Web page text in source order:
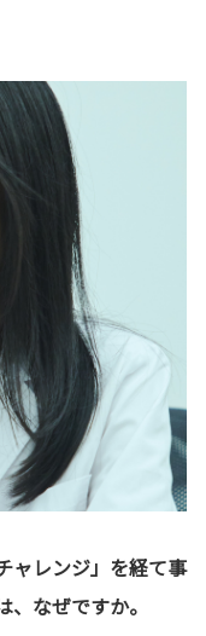
ャレンジ」を経て事
なぜですか。